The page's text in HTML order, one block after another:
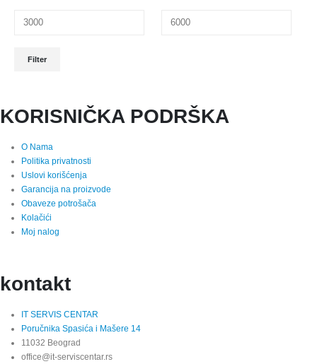
Filter
KORISNIČKA PODRŠKA
O Nama
Politika privatnosti
Uslovi korišćenja
Garancija na proizvode
Obaveze potrošača
Kolačići
Moj nalog
kontakt
IT SERVIS CENTAR
Poručnika Spasića i Mašere 14
11032 Beograd
office@it-serviscentar.rs